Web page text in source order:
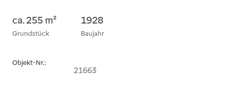
ca. 255 m²
Grundstück
1928
Baujahr
Objekt-Nr.:
21663